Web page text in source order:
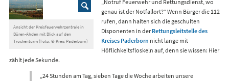
Ansicht der Kreisfeuerwehrzentrale in
Büren-Ahden mit Blick auf den
Trockenturm (Foto: © Kreis Paderborn)
„Notruf Feuerwehr und Rettungsdienst, wo
genau ist der Notfallort?“ Wenn Bürger die 112
rufen, dann halten sich die geschulten
Disponenten in der Rettungsleitstelle des
Kreises Paderborn nicht lange mit
Höflichkeitsfloskeln auf, denn sie wissen: Hier
zählt jede Sekunde.
„24 Stunden am Tag, sieben Tage die Woche arbeiten unsere